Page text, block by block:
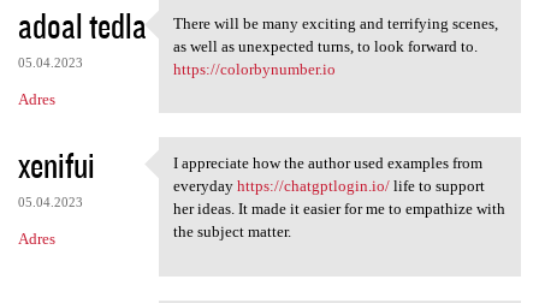
adoal tedla
05.04.2023
Adres
There will be many exciting
There will be many exciting and terrifying scenes,
as well as unexpected turns, to look forward to.
https://colorbynumber.io
xenifui
05.04.2023
Adres
I appreciate how the author
I appreciate how the author used examples from
everyday https://chatgptlogin.io/life to support
her ideas. It made it easier for me to empathize with
the subject matter.